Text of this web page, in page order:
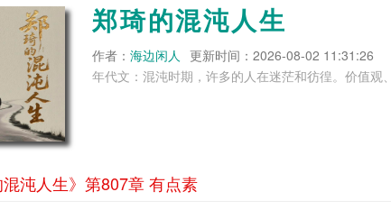
郑琦的混沌人生
作者： 海边闲人 更新时间：2026-08-02 11:31:26
年代文：混沌时期，许多的人在迷茫和彷徨。价值
混沌人生》第807章 有点素